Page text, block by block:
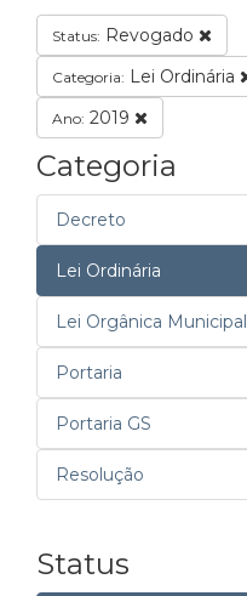
Status: Revogado
Categoria: Lei Ordinária
Ano: 2019
Categoria
Decreto
Lei Ordinária
Lei Orgânica Municipal
Portaria
Portaria GS
Resolução
Status